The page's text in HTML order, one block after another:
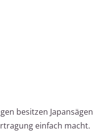
besitzen Japansägen
einfach macht.